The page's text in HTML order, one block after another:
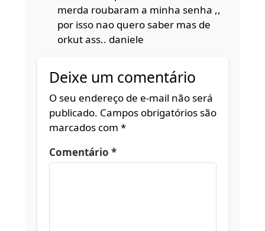
merda roubaram a minha senha ,,
por isso nao quero saber mas de
orkut ass.. daniele
Deixe um comentário
O seu endereço de e-mail não será
publicado. Campos obrigatórios são
marcados com *
Comentário *